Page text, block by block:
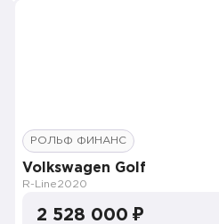
РОЛЬФ ФИНАНС
Volkswagen Golf
R-Line2020
2 528 000 ₽